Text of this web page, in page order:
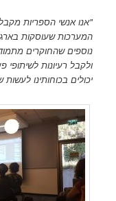
"אנו אנשי הספריות
המערכות שעוסקות
נוספים שהחוקרים
ולקבל רעיונות
יכולים בכוחותינו לעשות